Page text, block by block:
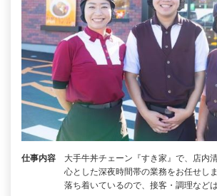
仕事内容
大手牛丼チェーン『すき家』で、店内
心とした深夜時間帯の業務をお任せし
落ち着いているので、接客・調理など